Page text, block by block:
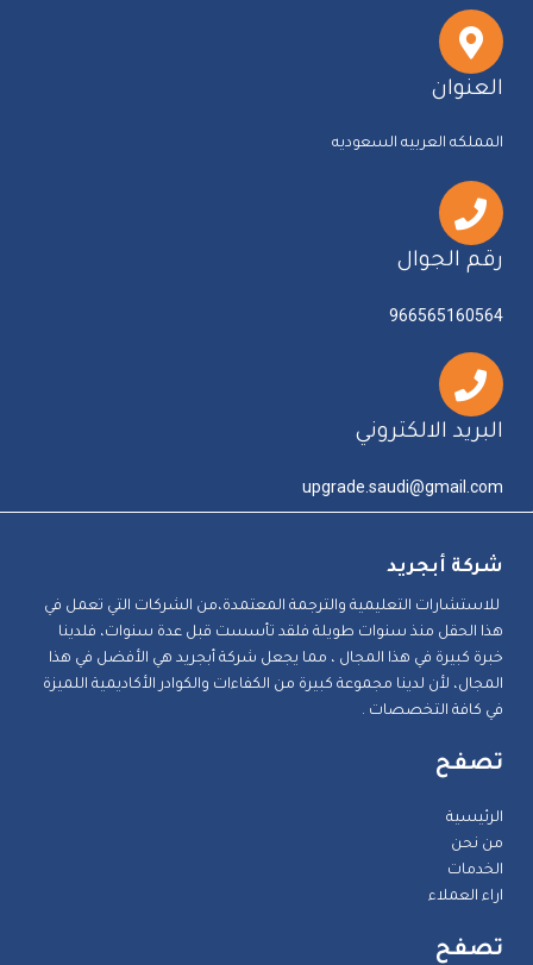
العنوان
المملكه العربيه السعوديه
رقم الجوال
966565160564
البريد الالكتروني
upgrade.saudi@gmail.com
شركة أبجريد
للاستشارات التعليمية والترجمة المعتمدة،من الشركات التي تعمل في
هذا الحقل منذ سنوات طويلة فلقد تأسست قبل عدة سنوات، فلدينا
خبرة كبيرة في هذا المجال ، مما يجعل شركة أبجريد هي الأفضل في هذا
المجال، لأن لدينا مجموعة كبيرة من الكفاءات والكوادر الأكاديمية اللميزة
في كافة التخصصات .
تصفح
الرئيسية
من نحن
الخدمات
اراء العملاء
تصفح